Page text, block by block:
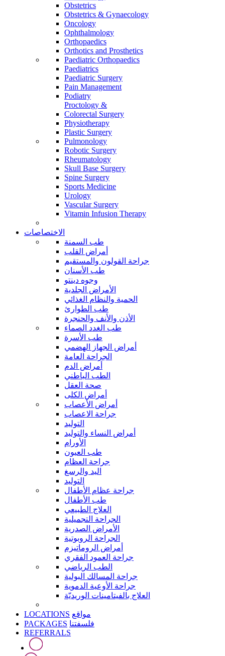
Obstetrics
Obstetrics & Gynaecology
Oncology
Ophthalmology
Orthopaedics
Orthotics and Prosthetics
Paediatric Orthopaedics
Paediatrics
Paediatric Surgery
Pain Management
Podiatry
Proctology &
Colorectal Surgery
Physiotherapy
Plastic Surgery
Pulmonology
Robotic Surgery
Rheumatology
Skull Base Surgery
Spine Surgery
Sports Medicine
Urology
Vascular Surgery
Vitamin Infusion Therapy
الاختصاصات
طب السمنة
أمراض القلب
جراحة القولون والمستقيم
طب الأسنان
وجوه دينتو
الأمراض الجلدية
الحمية والنظام الغذائي
طب الطوارئ
الأذن والأنف والحنجرة
طب الغدد الصماء
طب الأسرة
أمراض الجهاز الهضمي
الجراحة العامة
أمراض الدم
الطب الباطني
صحة العقل
أمراض الكلى
أمراض الأعصاب
جراحة الاعصاب
التوليد
أمراض النساء والتوليد
الأورام
طب العيون
جراحة العظام
اليد والرسغ
التوليد
جراحة عظام الأطفال
طب الأطفال
العلاج الطبيعي
الجراحة التجميلية
الأمراض الصدرية
الجراحة الروبوتية
أمراض الروماتيزم
جراحة العمود الفقري
الطب الرياضي
جراحة المسالك البولية
جراحة الأوعية الدموية
العلاج بالفيتامينات الوريديّة
LOCATIONS مواقع
PACKAGES فلسفتنا
REFERRALS